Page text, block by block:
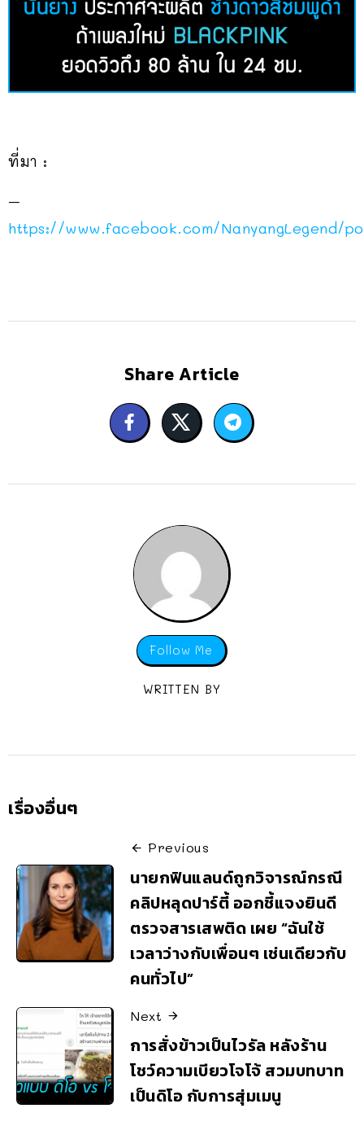
ที่มา :
–
https://www.facebook.com/NanyangLegend/
Share Article
Follow Me
WRITTEN BY
เรื่องอื่นๆ
Previous
นายกฟินแลนด์ถูกวิจารณ์กรณี
คลิปหลุดปาร์ตี้ ออกชี้แจงยินดี
ตรวจสารเสพติด เผย “ฉันใช้
เวลาว่างกับเพื่อนๆ เช่นเดียวกับ
คนทั่วไป”
Next
การสั่งข้าวเป็นไวรัล หลังร้าน
โชว์ความเบียวโจโจ้ สวมบทบาท
เป็นดิโอ กับการสุ่มเมนู